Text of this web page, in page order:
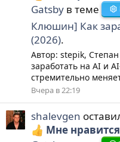
Gatsby в теме
Клюшин] Как
(2026).
Автор: stepik,
заработать на AI и
стремительно
Вчера в 22:19
shalevgen
Мне нравится